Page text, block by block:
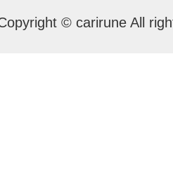
© carirune All